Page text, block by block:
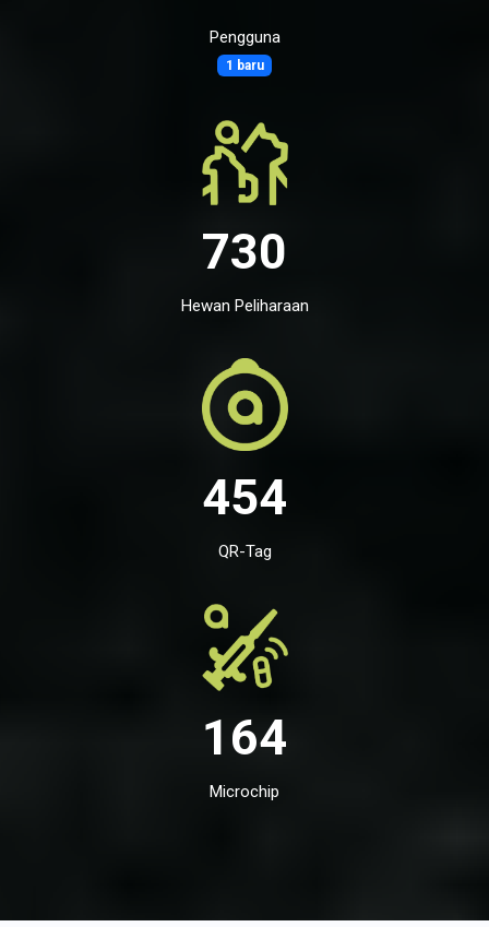
Pengguna
1 baru
730
Hewan Peliharaan
454
QR-Tag
164
Microchip